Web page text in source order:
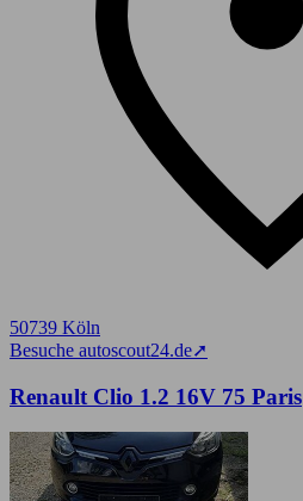
50739 Köln
Besuche autoscout24.de➚
Renault Clio 1.2 16V 75 Paris